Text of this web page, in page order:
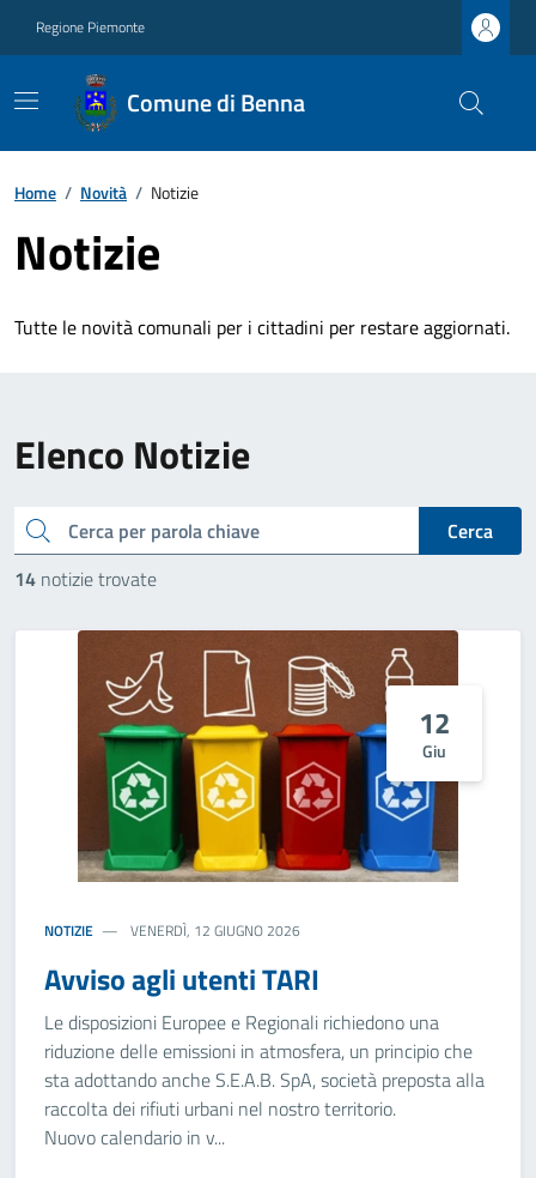
Regione Piemonte
Comune di Benna
Home / Novità / Notizie
Notizie
Tutte le novità comunali per i cittadini per restare aggiornati.
Elenco Notizie
cerca
Cerca
14 notizie trovate
12
Giu
NOTIZIE VENERDÌ, 12 GIUGNO 2026
Avviso agli utenti TARI
Le disposizioni Europee e Regionali richiedono una
riduzione delle emissioni in atmosfera, un principio che
sta adottando anche S.E.A.B. SpA, società preposta alla
raccolta dei rifiuti urbani nel nostro territorio.
Nuovo calendario in v...